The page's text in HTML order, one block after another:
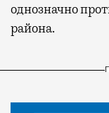
однозначно
района.